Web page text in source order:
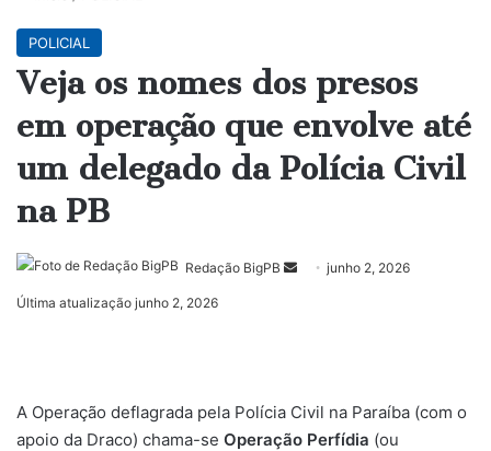
POLICIAL
Veja os nomes dos presos
em operação que envolve até
um delegado da Polícia Civil
na PB
Redação BigPB
Mandejunho 2, 2026
Última atualização junho 2, 2026
A Operação deflagrada pela Polícia Civil na Paraíba (com o
apoio da Draco) chama-se Operação Perfídia (ou